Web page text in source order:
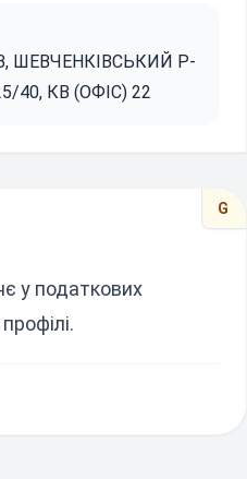
ШЕВЧЕНКІВСЬКИЙ Р-
40, КВ (ОФІС) 22
G
у податкових